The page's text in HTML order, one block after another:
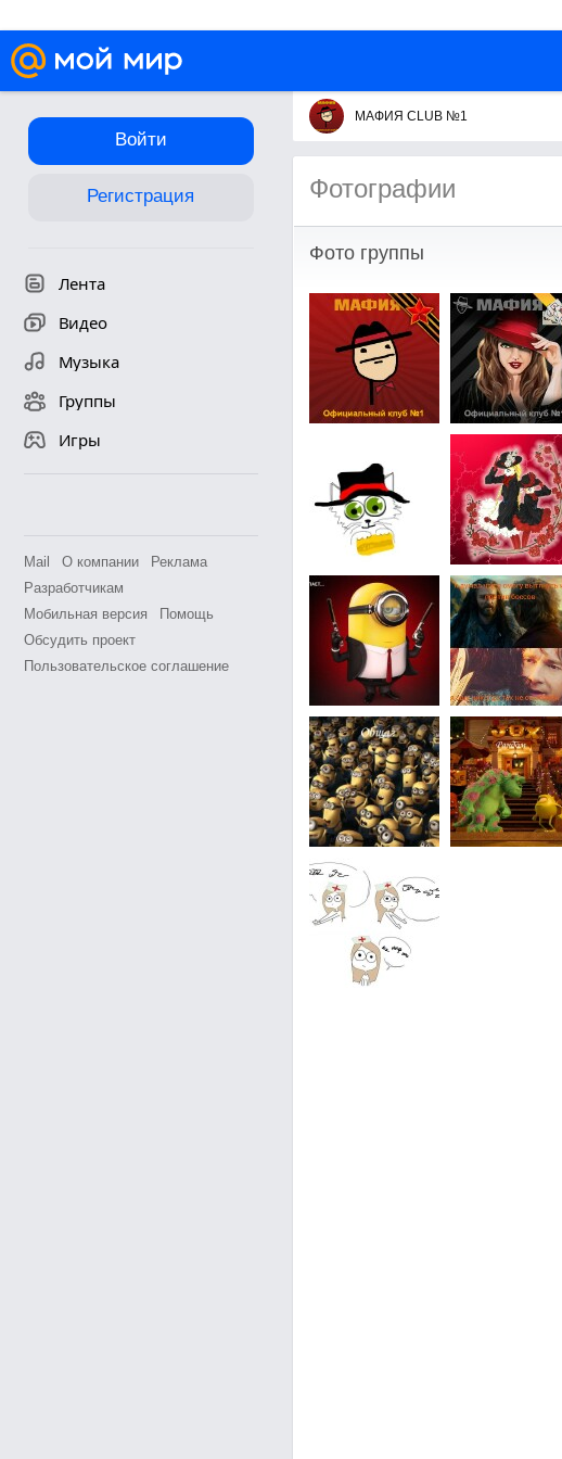
Войти
Регистрация
Лента
Видео
Музыка
Группы
Игры
Mail О компании
Реклама
Разработчикам
Мобильная версия
Помощь
Обсудить проект
Пользовательское соглашение
МАФИЯ CLUB №1
Фотографии
Фото группы